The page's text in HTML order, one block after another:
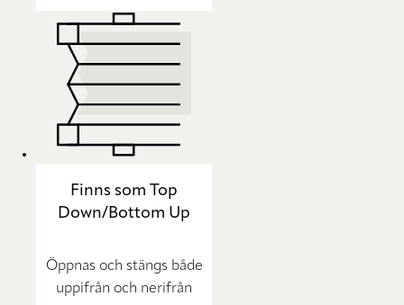
Finns som Top
Down/Bottom Up
Öppnas och stängs både
uppifrån och nerifrån